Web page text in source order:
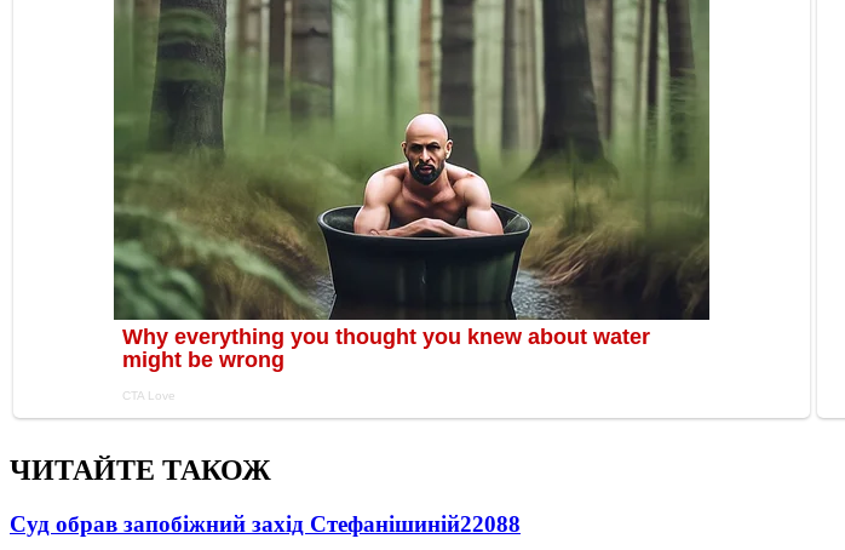
ЧИТАЙТЕ ТАКОЖ
Суд обрав запобіжний захід Стефанішиній22088